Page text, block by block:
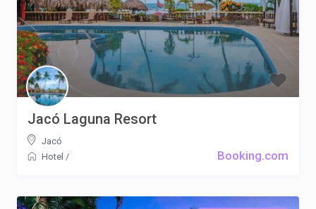
Booking.com
Jacó Laguna Resort
Jacó
Hotel /